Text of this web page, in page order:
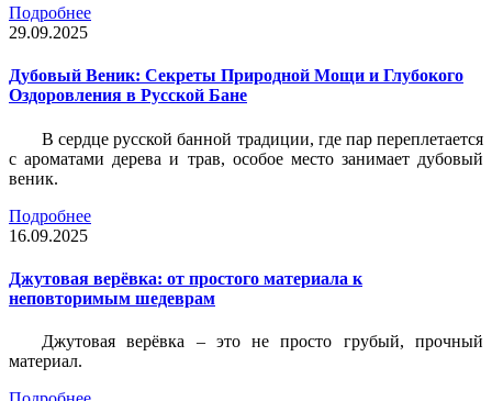
Подробнее
29.09.2025
Дубовый Веник: Секреты Природной Мощи и Глубокого
Оздоровления в Русской Бане
В сердце русской банной традиции, где пар переплетается
с ароматами дерева и трав, особое место занимает дубовый
веник.
Подробнее
16.09.2025
Джутовая верёвка: от простого материала к
неповторимым шедеврам
Джутовая верёвка – это не просто грубый, прочный
материал.